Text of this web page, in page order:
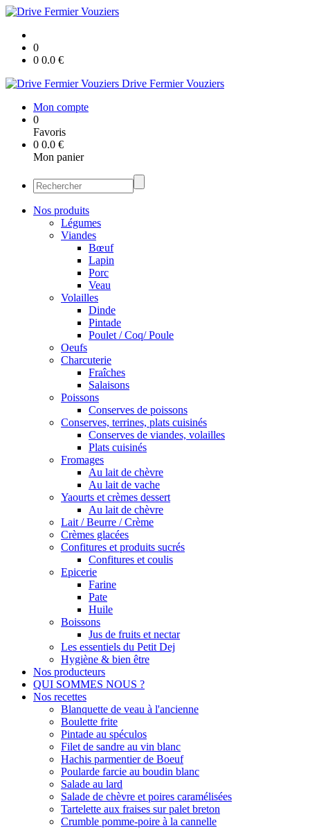
0
0 0.0 €
Drive Fermier Vouziers
Mon compte
0
Favoris
0 0.0 €
Mon panier
Nos produits
Légumes
Viandes
Bœuf
Lapin
Porc
Veau
Volailles
Dinde
Pintade
Poulet / Coq/ Poule
Oeufs
Charcuterie
Fraîches
Salaisons
Poissons
Conserves de poissons
Conserves, terrines, plats cuisinés
Conserves de viandes, volailles
Plats cuisinés
Fromages
Au lait de chèvre
Au lait de vache
Yaourts et crèmes dessert
Au lait de chèvre
Lait / Beurre / Crème
Crèmes glacées
Confitures et produits sucrés
Confitures et coulis
Epicerie
Farine
Pate
Huile
Boissons
Jus de fruits et nectar
Les essentiels du Petit Dej
Hygiène & bien être
Nos producteurs
QUI SOMMES NOUS ?
Nos recettes
Blanquette de veau à l'ancienne
Boulette frite
Pintade au spéculos
Filet de sandre au vin blanc
Hachis parmentier de Boeuf
Poularde farcie au boudin blanc
Salade au lard
Salade de chèvre et poires caramélisées
Tartelette aux fraises sur palet breton
Crumble pomme-poire à la cannelle